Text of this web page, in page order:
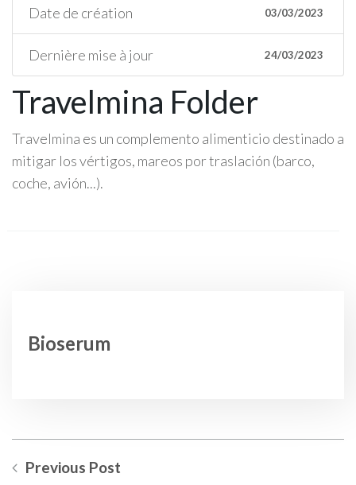
Date de création 03/03/2023
Dernière mise à jour 24/03/2023
Travelmina Folder
Travelmina es un complemento alimenticio destinado a
mitigar los vértigos, mareos por traslación (barco,
coche, avión...).
Bioserum
Previous Post